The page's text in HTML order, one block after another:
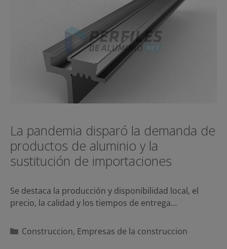
La pandemia disparó la demanda de
productos de aluminio y la
sustitución de importaciones
Se destaca la producción y disponibilidad local, el
precio, la calidad y los tiempos de entrega…
Categorías
Construccion, Empresas de la construccion